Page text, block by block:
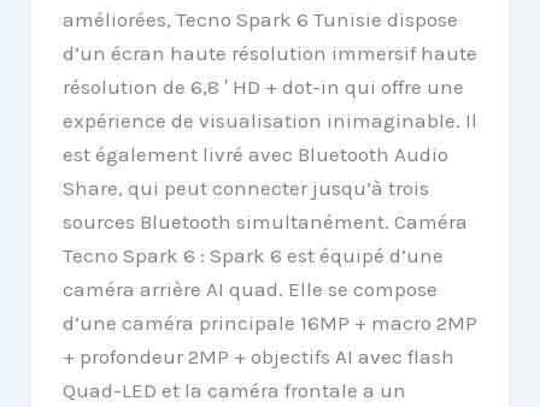
améliorées, Tecno Spark 6 Tunisie dispose
d’un écran haute résolution immersif haute
résolution de 6,8 ′ HD + dot-in qui offre une
expérience de visualisation inimaginable. Il
est également livré avec Bluetooth Audio
Share, qui peut connecter jusqu’à trois
sources Bluetooth simultanément. Caméra
Tecno Spark 6 : Spark 6 est équipé d’une
caméra arrière AI quad. Elle se compose
d’une caméra principale 16MP + macro 2MP
+ profondeur 2MP + objectifs AI avec flash
Quad-LED et la caméra frontale a un